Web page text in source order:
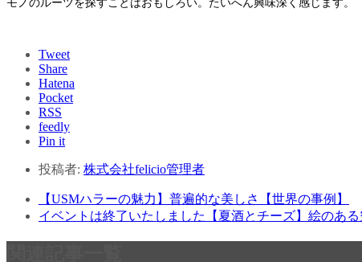
モノのルーツを探すことはおもしろい。たいへん興味深く感じます。
Tweet
Share
Hatena
Pocket
RSS
feedly
Pin it
投稿者: 株式会社felicio管理者
【USMハラーの魅力】普遍的な美しさ【世界の事例】
イベントは終了いたしました【夏酒とチーズ】絵のあ